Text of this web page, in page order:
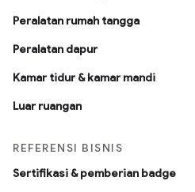
Peralatan rumah tangga
Peralatan dapur
Kamar tidur & kamar mandi
Luar ruangan
REFERENSI BISNIS
Sertifikasi & pemberian badge